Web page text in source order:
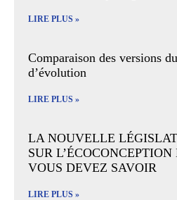
LIRE PLUS »
Comparaison des versions
d’évolution
LIRE PLUS »
LA NOUVELLE
SUR L’ÉCOCONCEPTION
VOUS DEVEZ SAVOIR
LIRE PLUS »